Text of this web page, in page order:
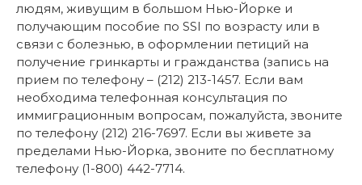
людям, живущим в большом Нью-Йорке и
получающим пособие по SSI по возрасту или в
связи с болезнью, в оформлении петиций на
получение гринкарты и гражданства (запись на
прием по телефону – (212) 213-1457. Если вам
необходима телефонная консультация по
иммиграционным вопросам, пожалуйста, звоните
по телефону (212) 216-7697. Если вы живете за
пределами Нью-Йорка, звоните по бесплатному
телефону (1-800) 442-7714.